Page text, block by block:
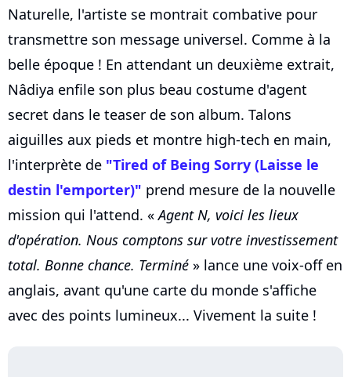
Naturelle, l'artiste se montrait combative pour
transmettre son message universel. Comme à la
belle époque ! En attendant un deuxième extrait,
Nâdiya enfile son plus beau costume d'agent
secret dans le teaser de son album. Talons
aiguilles aux pieds et montre high-tech en main,
l'interprète de "Tired of Being Sorry (Laisse le
destin l'emporter)" prend mesure de la nouvelle
mission qui l'attend. «Agent N, voici les lieux
d'opération. Nous comptons sur votre investissement
total. Bonne chance. Terminé » lance une voix-off en
anglais, avant qu'une carte du monde s'affiche
avec des points lumineux... Vivement la suite !